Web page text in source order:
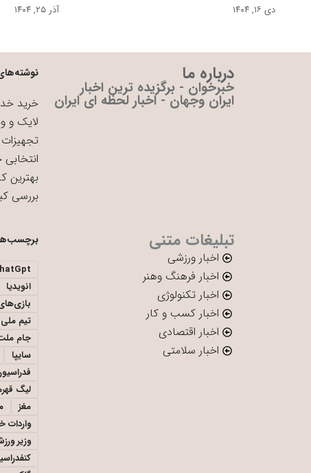
دی ۱۶, ۱۴۰۴ آذر ۲۵, ۱۴۰۴
درباره ما
خبرخوان - برگزیده ترین اخبار
ایران وجهان - اخبار لحظه ای ایران
خرید
لایک و
بهترین
بررسی
تبلیغات متنی
اخبار ورزشی
اخبار فرهنگ وهنر
اخبار تکنولوژی
اخبار کسب و کار
اخبار اقتصادی
اخبار سلامتی
انویدیا
تیم ملی
جام
سایپا
لیگ
مغز
واردات
وزیر